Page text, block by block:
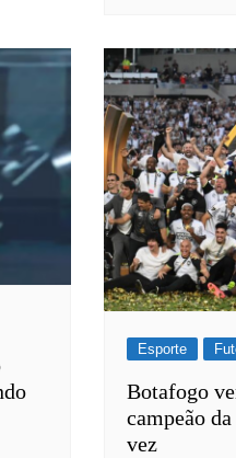
Goiás
Esporte
Botafogo
campeão
vez